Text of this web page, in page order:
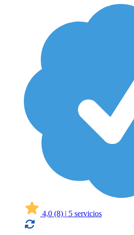
4,0 (8) | 5 servicios